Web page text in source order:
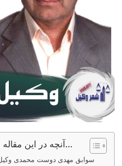
آنچه در این مقاله میخوانید...
سوابق مهدی دوست محمدی